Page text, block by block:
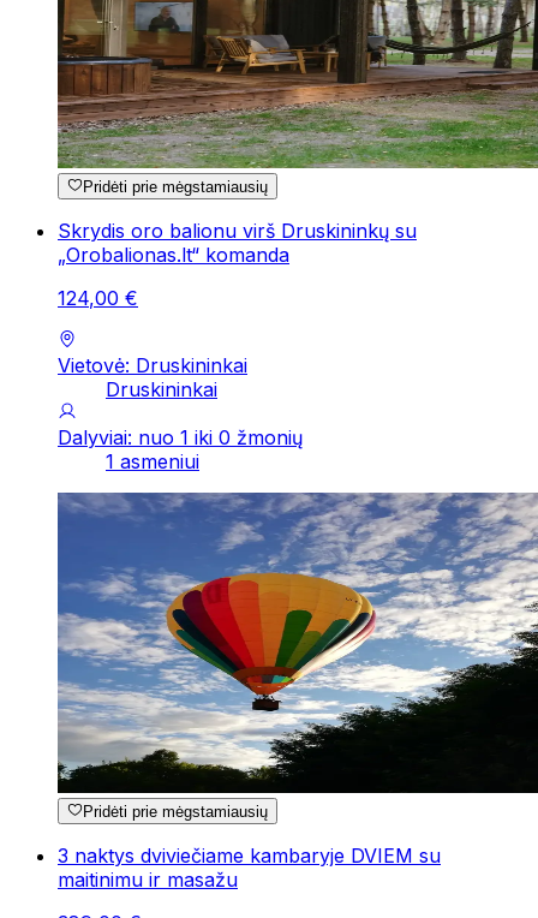
Pridėti prie mėgstamiausių
Skrydis oro balionu virš Druskininkų su
„Orobalionas.lt“ komanda
124,00 €
Vietovė: Druskininkai
Druskininkai
Dalyviai: nuo 1 iki 0 žmonių
1 asmeniui
Pridėti prie mėgstamiausių
3 naktys dviviečiame kambaryje DVIEM su
maitinimu ir masažu